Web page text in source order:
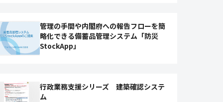
管理の手間や内閣府への報告フローを簡
略化できる備蓄品管理システム「防災
StockApp」
行政業務支援シリーズ 建築確認システ
ム